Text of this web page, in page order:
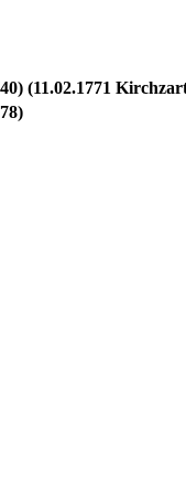
(11.02.1771